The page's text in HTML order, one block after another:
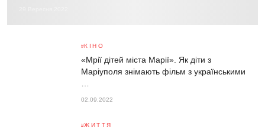
КІНО
«Мрії дітей міста Марії». Як діти з
Маріуполя знімають фільм з українськими
02.09.2022
ЖИТТЯ